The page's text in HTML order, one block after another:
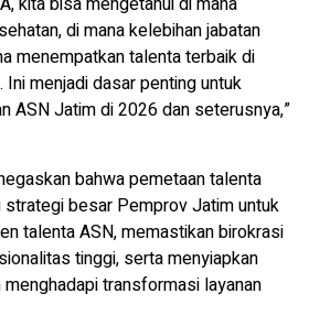
di mana kelebihan jabatan
menempatkan talenta terbaik di
menjadi dasar penting untuk
ASN Jatim di 2026 dan seterusnya,”
bahwa pemetaan talenta
strategi besar Pemprov Jatim untuk
talenta ASN, memastikan birokrasi
tinggi, serta menyiapkan
transformasi layanan